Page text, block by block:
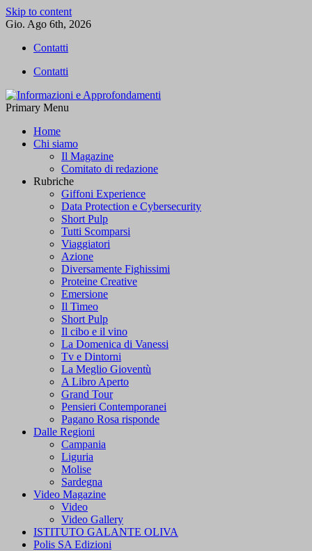
Skip to content
Gio. Ago 6th, 2026
Contatti
Contatti
Primary Menu
Home
Chi siamo
Il Magazine
Comitato di redazione
Rubriche
Giffoni Experience
Data Protection e Cybersecurity
Short Pulp
Tutti Scomparsi
Viaggiatori
Azione
Diversamente Fighissimi
Proteine Creative
Emersione
Il Timeo
Short Pulp
Il cibo e il vino
La Domenica di Vanessi
Tv e Dintorni
La Meglio Gioventù
A Libro Aperto
Grand Tour
Pensieri Contemporanei
Pagano Rosa risponde
Dalle Regioni
Campania
Liguria
Molise
Sardegna
Video Magazine
Video
Video Gallery
ISTITUTO GALANTE OLIVA
Polis SA Edizioni